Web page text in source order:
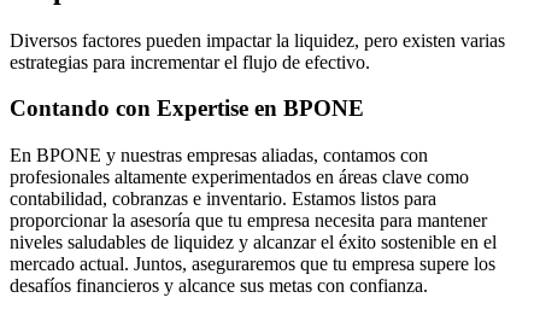
Diversos factores pueden impactar la liquidez, pero existen varias
estrategias para incrementar el flujo de efectivo.
Contando con Expertise en BPONE
En BPONE y nuestras empresas aliadas, contamos con
profesionales altamente experimentados en áreas clave como
contabilidad, cobranzas e inventario. Estamos listos para
proporcionar la asesoría que tu empresa necesita para mantener
niveles saludables de liquidez y alcanzar el éxito sostenible en el
mercado actual. Juntos, aseguraremos que tu empresa supere los
desafíos financieros y alcance sus metas con confianza.